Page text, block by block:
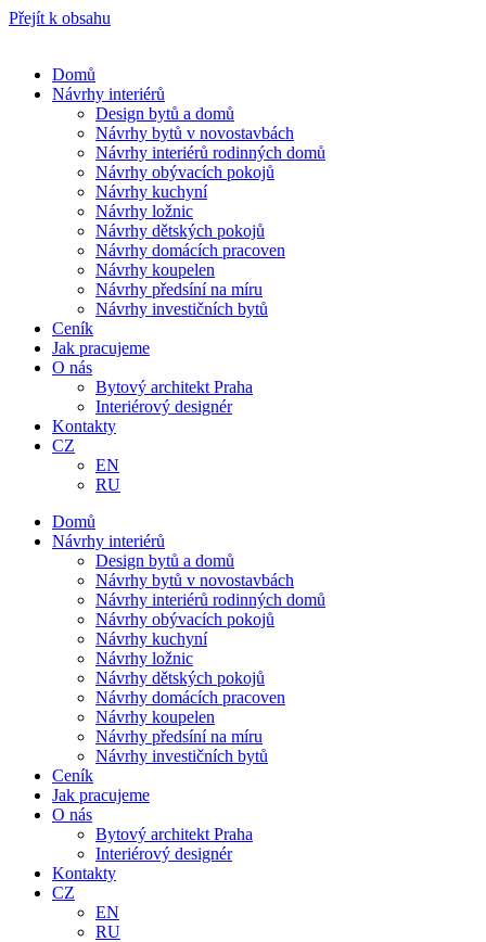
Přejít k obsahu
Domů
Návrhy interiérů
Design bytů a domů
Návrhy bytů v novostavbách
Návrhy interiérů rodinných domů
Návrhy obývacích pokojů
Návrhy kuchyní
Návrhy ložnic
Návrhy dětských pokojů
Návrhy domácích pracoven
Návrhy koupelen
Návrhy předsíní na míru
Návrhy investičních bytů
Ceník
Jak pracujeme
O nás
Bytový architekt Praha
Interiérový designér
Kontakty
CZ
EN
RU
Domů
Návrhy interiérů
Design bytů a domů
Návrhy bytů v novostavbách
Návrhy interiérů rodinných domů
Návrhy obývacích pokojů
Návrhy kuchyní
Návrhy ložnic
Návrhy dětských pokojů
Návrhy domácích pracoven
Návrhy koupelen
Návrhy předsíní na míru
Návrhy investičních bytů
Ceník
Jak pracujeme
O nás
Bytový architekt Praha
Interiérový designér
Kontakty
CZ
EN
RU